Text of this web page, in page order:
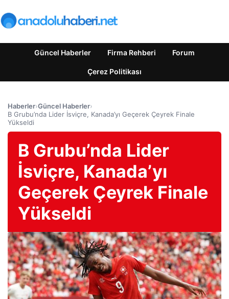
Güncel Haberler Firma Rehberi Forum
Çerez Politikası
Haberler›Güncel Haberler›
B Grubu’nda Lider İsviçre, Kanada’yı Geçerek Çeyrek Finale
Yükseldi
B Grubu’nda Lider
İsviçre, Kanada’yı
Geçerek Çeyrek Finale
Yükseldi